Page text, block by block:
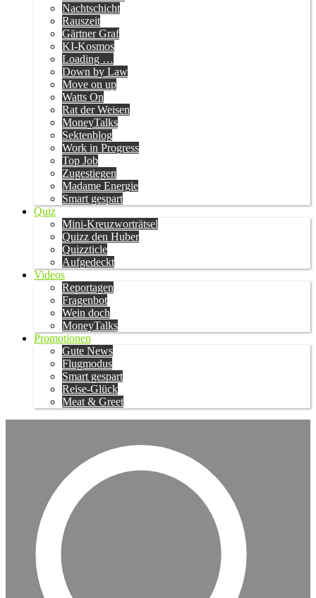
Nachtschicht
Rauszeit
Gärtner Graf
KI-Kosmos
Loading …
Down by Law
Move on up
Watts On
Rat der Weisen
MoneyTalks
Sektenblog
Work in Progress
Top Job
Zugestiegen
Madame Energie
Smart gespart
Quiz
Mini-Kreuzworträtsel
Quizz den Huber
Quizzticle
Aufgedeckt
Videos
Reportagen
Fragenbot
Wein doch
MoneyTalks
Promotionen
Gute News
Flugmodus
Smart gespart
Reise-Glück
Meat & Greet